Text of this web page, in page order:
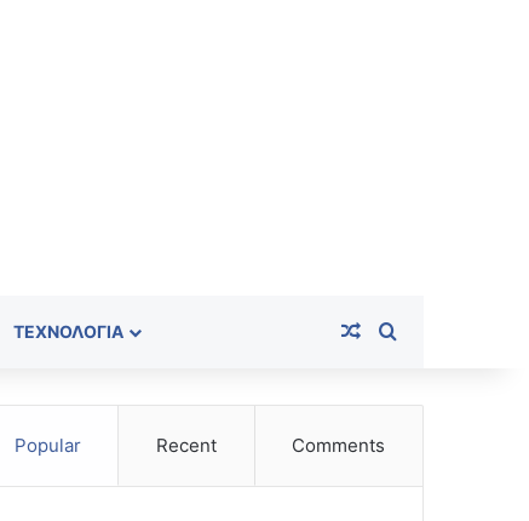
ΤΕΧΝΟΛΟΓΊΑ Random Article
Popular Recent Comments